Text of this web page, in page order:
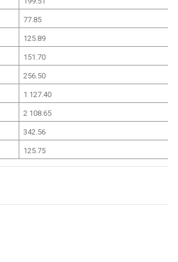
77.85
125.89
151.70
256.50
1 127.40
2 108.65
342.56
125.75